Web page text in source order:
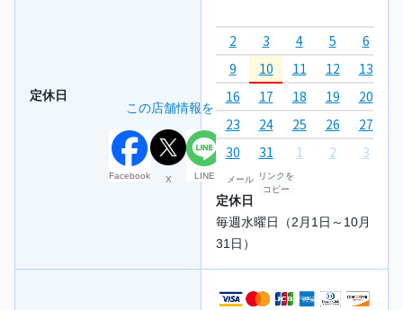
この店舗情報をシェアする
Facebook X LINE メール
リンクを
コピー
定休日
2 3 4 5 6
9
10 11 12 13
16
17 18 19 20
23
24 25 26 27
30
31 1 2 3
定休日
毎週水曜日（2月1日～10月
31日）